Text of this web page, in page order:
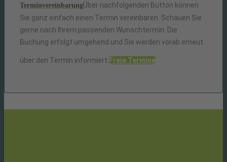
Terminvereinbarung Über nachfolgenden Button können
Sie ganz einfach einen Termin vereinbaren. Schauen Sie
gerne nach Ihrem passenden Wunschtermin. Die
Buchung erfolgt umgehend und Sie werden vorab erneut
über den Termin informiert. Freie Termine